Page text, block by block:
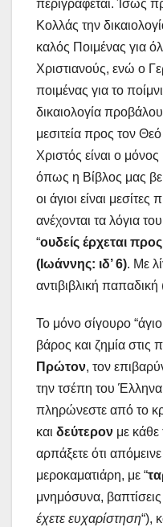
περιγράφεται. Ίσως
Κολλάς την
καλός Ποιμένας για
Χριστιανούς, ενώ ο
ποιμένας για το
δικαιολογία
μεσιτεία προς τον
Χριστός είναι ο
όπως η Βίβλος μας
οι άγιοι είναι
ανέχονται τα λόγια
“ουδείς έρχεται
(Ιωάννης: ιδ’ 6). Με
αντιβιβλική
Το μόνο σίγουρο
βάρος και ζημία στις
Πρώτον, τον
την τσέπη του
πληρώνεστε από το
και δεύτερον με
αρπάξετε ότι
μεροκαματιάρη, με “
μνημόσυνα,
έχετε ευχαρίστηση“),